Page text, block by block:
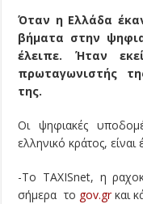
Όταν η Ελλάδα
βήματα στην
έλειπε. Ήταν
πρωταγωνιστής
της.
Οι ψηφιακές
ελληνικό κράτος,
-Το TAXISnet, η
σήμερα το gov.grκαι